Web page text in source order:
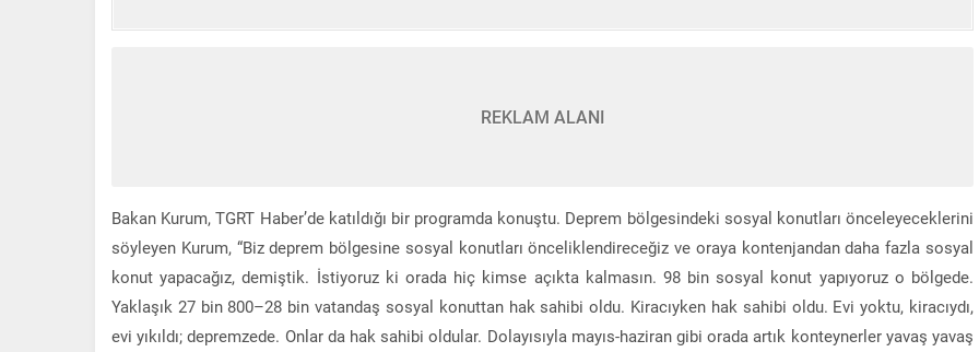
REKLAM ALANI
Bakan Kurum, TGRT Haber’de katıldığı bir programda konuştu. Deprem bölgesindeki sosyal konutları önceleyeceklerini
söyleyen Kurum, “Biz deprem bölgesine sosyal konutları önceliklendireceğiz ve oraya kontenjandan daha fazla sosyal
konut yapacağız, demiştik. İstiyoruz ki orada hiç kimse açıkta kalmasın. 98 bin sosyal konut yapıyoruz o bölgede.
Yaklaşık 27 bin 800–28 bin vatandaş sosyal konuttan hak sahibi oldu. Kiracıyken hak sahibi oldu. Evi yoktu, kiracıydı,
evi yıkıldı; depremzede. Onlar da hak sahibi oldular. Dolayısıyla mayıs-haziran gibi orada artık konteynerler yavaş yavaş